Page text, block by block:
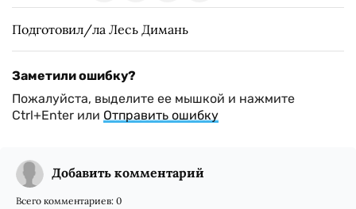
Подготовил/ла Лесь Димань
Заметили ошибку?
Пожалуйста, выделите ее мышкой и нажмите
Ctrl+Enter или Отправить ошибку
Добавить комментарий
Всего комментариев: 0